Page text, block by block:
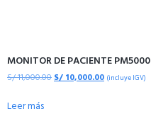
MONITOR DE PACIENTE PM5000
S/11,000.00 S/ 10,000.00 (incluye IGV)
Leer más